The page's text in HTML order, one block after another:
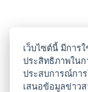
เว็บไซต์นี้ มีการ
ประสิทธิภาพใน
ประสบการณ์กา
เสนอข้อมูลข่าว